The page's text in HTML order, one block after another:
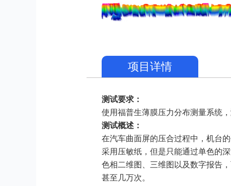
项目详情
测试要求：
使用福普生薄膜压力分布测量系统
测试概述：
在汽车曲面屏的压合过程中，机台
采用压敏纸，但是只能通过单色的
色相二维图、三维图以及数字报告
甚至几万次。